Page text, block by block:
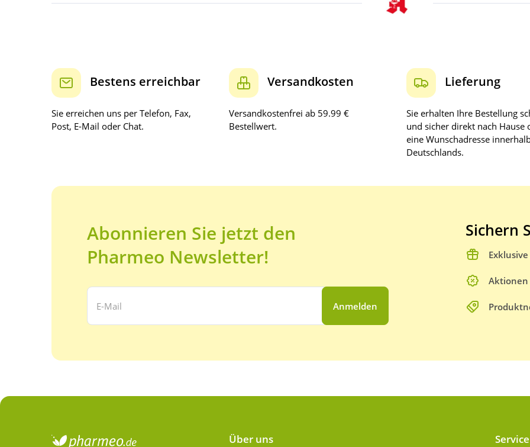
Bestens erreichbar
Sie erreichen uns per Telefon, Fax,
Post, E-Mail oder Chat.
Versandkosten
Versandkostenfrei ab 59.99 €
Bestellwert.
Lieferung
Sie erhalten Ihre Bestellung
und sicher direkt nach Hause
eine Wunschadresse
Deutschlands.
Abonnieren Sie jetzt den
Pharmeo Newsletter!
Ihre E-Mail Adresse:
Anmelden
Sichern
Aktionen
Über uns Service